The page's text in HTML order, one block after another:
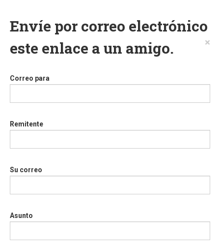
Envíe por correo electrónico
este enlace a un amigo.
×
Correo para
Remitente
Su correo
Asunto